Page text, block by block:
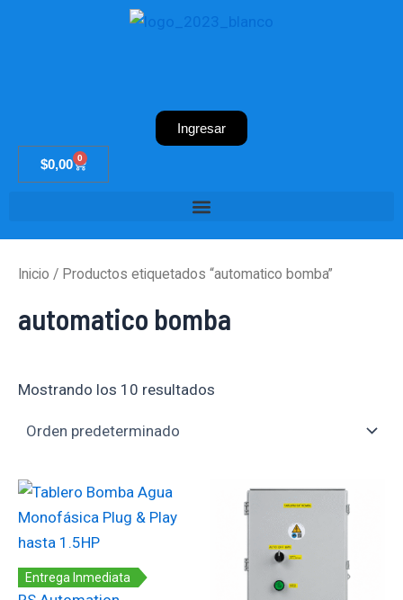
Ingresar
$0,00 0
Cart
Inicio / Productos etiquetados “automatico bomba”
automatico bomba
Mostrando los 10 resultados
Entrega Inmediata